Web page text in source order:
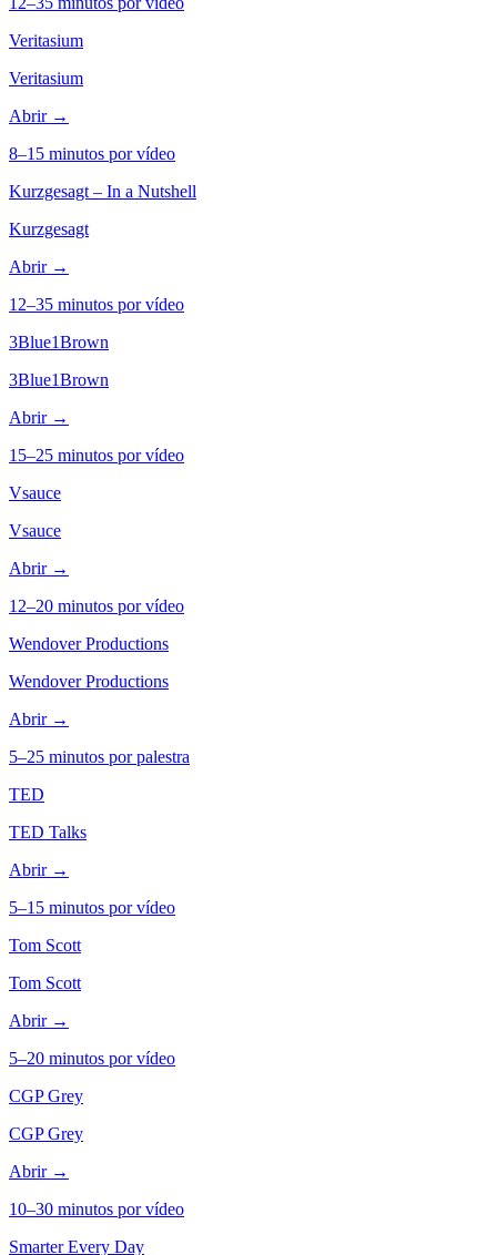
Veritasium
Veritasium
Abrir →
8–15 minutos por vídeo
Kurzgesagt – In a Nutshell
Kurzgesagt
Abrir →
12–35 minutos por vídeo
3Blue1Brown
3Blue1Brown
Abrir →
15–25 minutos por vídeo
Vsauce
Vsauce
Abrir →
12–20 minutos por vídeo
Wendover Productions
Wendover Productions
Abrir →
5–25 minutos por palestra
TED
TED Talks
Abrir →
5–15 minutos por vídeo
Tom Scott
Tom Scott
Abrir →
5–20 minutos por vídeo
CGP Grey
CGP Grey
Abrir →
10–30 minutos por vídeo
Smarter Every Day